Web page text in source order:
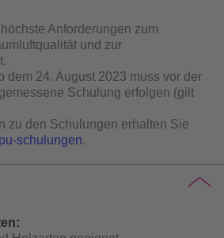
Anforderungen zum
und zur
dem 24. August 2023 muss vor der
Schulung erfolgen (gilt
zu den Schulungen erhalten Sie
schulungen.